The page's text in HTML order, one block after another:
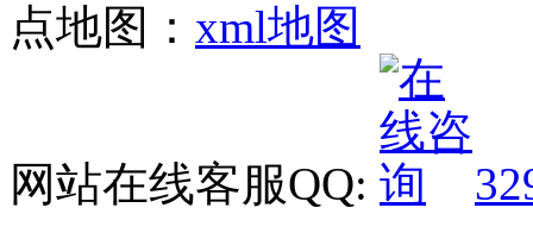
点地图： xml地图
网站在线客服QQ: